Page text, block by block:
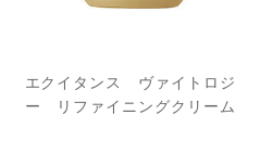
エクイタンス ヴァイトロジ
ー リファイニングクリーム